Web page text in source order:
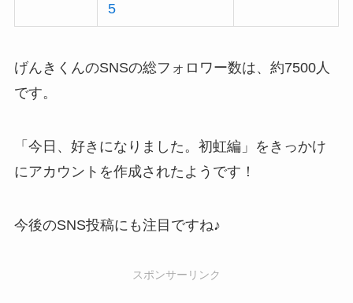
5
げんきくんのSNSの総フォロワー数は、約7500人
です。
「今日、好きになりました。初虹編」をきっかけ
にアカウントを作成されたようです！
今後のSNS投稿にも注目ですね♪
スポンサーリンク